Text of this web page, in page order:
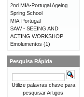
2nd MIA-Portugal Ageing
Spring School
MIA-Portugal
SAW - SEEING AND
ACTING WORKSHOP
Emolumentos (1)
Pesquisa Rápida
Utilize palavras chave para
pesquisar Artigos.